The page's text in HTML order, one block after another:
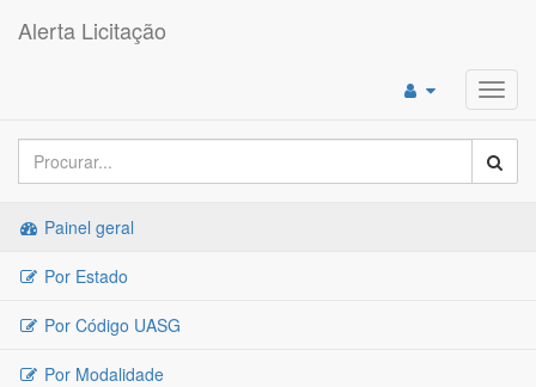
Alerta Licitação
Painel geral
Por Estado
Por Código UASG
Por Modalidade